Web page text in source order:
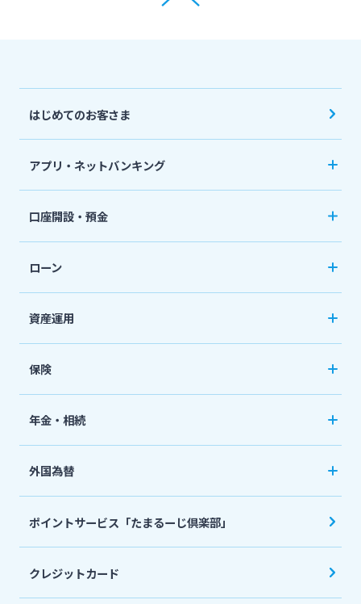
はじめてのお客さま
アプリ・ネットバンキング
個人向けネットバンキングサービス「いっちゃ
ねっと」
口座開設・預金
普通預金など
定期預金
ローン
おまとめローン
「おまとめ1（ワン）」
住宅ローン
フリーローン
マイカーローン
ローンシミュレーション
資産運用
国債
保険
ネット定期保険
ネット医療保険
死亡保険（生命保険）
生命保険
年金・相続
国民年金基金
個人型確定拠出年金（iDeCo）
相続関連サービス
外国為替
外貨両替・円建小切手取立
外貨預金
ポイントサービス「たまるーじ倶楽部」
クレジットカード